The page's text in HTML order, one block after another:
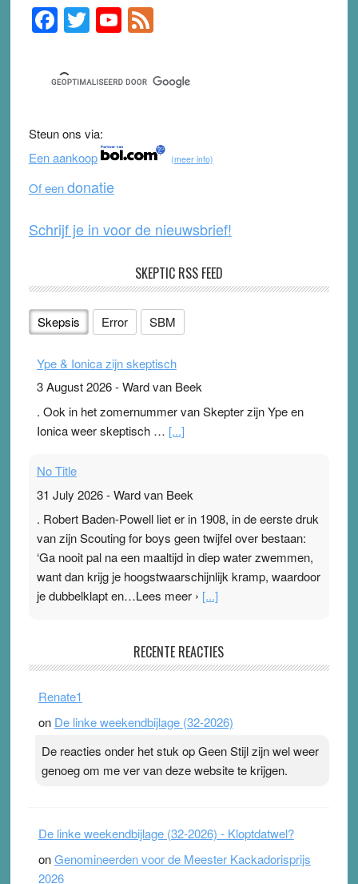
Primary
Sidebar
F
a
c
e
b
o
o
k
T
wi
tt
er
Y
o
u
T
b
e
F
e
d
Steun ons via:
Een aankoop
(meer info)
Of eendonatie
Schrijf je in voor de nieuwsbrief!
SKEPTIC RSS FEED
Skepsis Error SBM
Ype & Ionica zijn skeptisch
3 August 2026-Ward van Beek
. Ook in het zomernummer van Skepter zijn Ype en
Ionica weer skeptisch … [...]
No Title
31 July 2026-Ward van Beek
. Robert Baden-Powell liet er in 1908, in de eerste druk
van zijn Scouting for boys geen twijfel over bestaan:
‘Ga nooit pal na een maaltijd in diep water zwemmen,
want dan krijg je hoogstwaarschijnlijk kramp, waardoor
je dubbelklapt en…Lees meer › [...]
Ward van Beek
topsporters. Ze hopen ermee hun hartslag te verlagen
terwijl ze meer zuurstof opnemen. Daarop heeft zo’n
ademen’ kan goud waard zijn. Door…Lees meer
Pleisterplakkers in de topspsort ›[...]
RECENTE REACTIES
Renate1
on De linke weekendbijlage (32-2026)
De reacties onder het stuk op Geen Stijl zijn wel weer
genoeg om me ver van deze website te krijgen.
De linke weekendbijlage (32-2026) - Kloptdatwel?
onGenomineerden voor de Meester Kackadorisprijs
2026